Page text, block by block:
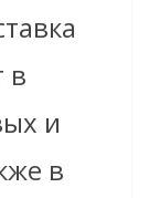
в
и
в